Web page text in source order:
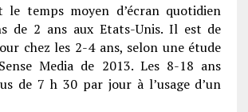
le temps moyen d’écran quotidien
de 2 ans aux Etats-Unis. Il est de
chez les 2-4 ans, selon une étude
Media de 2013. Les 8-18 ans
de 7 h 30 par jour à l’usage d’un